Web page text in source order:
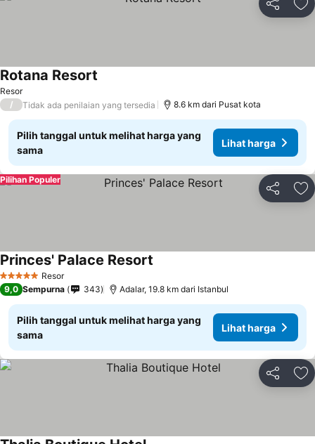
Bagikan
Resor
Rotana Resort
/ Tidak ada penilaian yang tersedia 8.6 km dari Pusat kota
Pilih tanggal untuk melihat harga yang
sama
Lihat harga
Bagikan
Pilihan Populer
5 Bintang Resor
Princes' Palace Resort
9,0 Sempurna 343 Adalar, 19.8 km dari Istanbul
Pilih tanggal untuk melihat harga yang
sama
Lihat harga
Bagikan